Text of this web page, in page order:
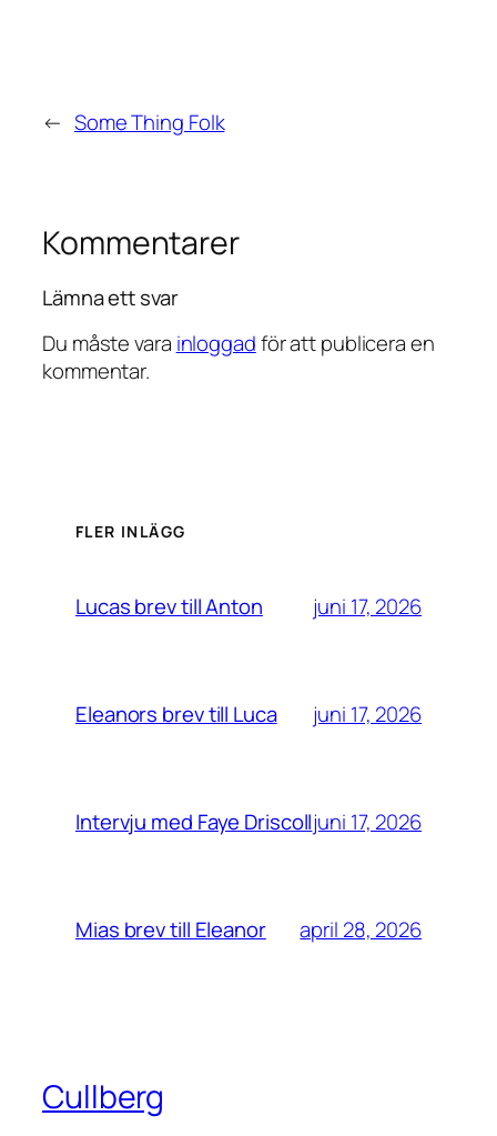
← Some Thing Folk
Kommentarer
Lämna ett svar
Du måste vara inloggadför att publicera en
kommentar.
FLER INLÄGG
Lucas brev till Anton juni 17, 2026
Eleanors brev till Luca juni 17, 2026
Intervju med Faye Driscolljuni 17, 2026
Mias brev till Eleanor april 28, 2026
Cullberg